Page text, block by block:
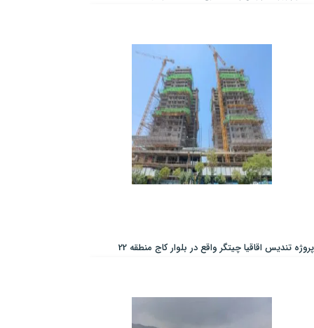
پروژه تندیس اقاقیا چیتگر واقع در بلوار کاج منطقه 22